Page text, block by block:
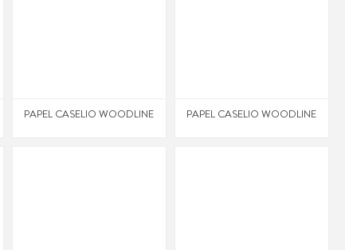
PAPEL CASELIO WOODLINE PAPEL CASELIO WOODLINE